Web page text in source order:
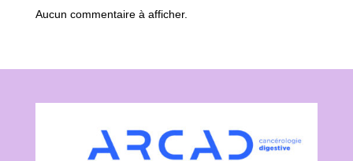
Aucun commentaire à afficher.